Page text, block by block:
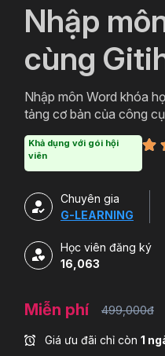
Nhập
cùng
Nhập môn Word khóa
tảng cơ bản của công cụ
soạn thảo các loại văn
hành chính, thậm chí cả
Gitiho ngay hôm nay
Khả dụng với gói hội
viên
Chuyên gia
G-LEARNING
Học viên đăng ký
16,063
Miễn phí 499,000đ
Giá ưu đãi chỉ còn 1